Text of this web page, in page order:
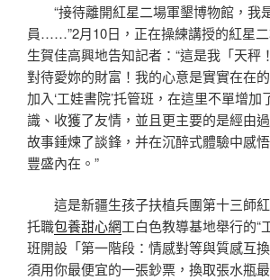
“接待離開紅星二場軍墾博物館，我
員……”2月10日，正在操練講授的紅星
生賀佳高興地告知記者：“這是我「天
對待愛妳的財富！我的心意是實實在在
加入‘工娃書院’托管班，在這里不單增加
識、收獲了友情，並且更主要的是經由
故事錘煉了談鋒，并在沉醉式體驗中感
豐盛內在。”
這是新疆生孩子扶植兵團第十三師
托職包養甜心網工白色教導基地舉行的“
班開設「第一階段：情感對等與質感互
須用你最便宜的一張鈔票，換取張水瓶